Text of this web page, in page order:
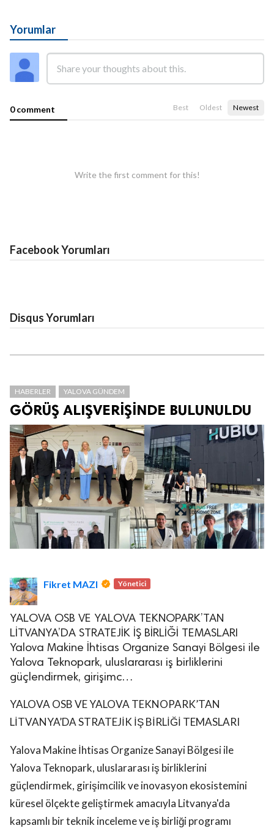
Yorumlar
0 comment Best Oldest Newest
Write the first comment for this!
Facebook Yorumları
Disqus Yorumları
HABERLER YALOVA GÜNDEM
GÖRÜŞ ALIŞVERİŞİNDE BULUNULDU
Fikret MAZI Yönetici
YALOVA OSB VE YALOVA TEKNOPARK’TAN
LİTVANYA’DA STRATEJİK İŞ BİRLİĞİ TEMASLARI
Yalova Makine İhtisas Organize Sanayi Bölgesi ile
Yalova Teknopark, uluslararası iş birliklerini
güçlendirmek, girişimc…
YALOVA OSB VE YALOVA TEKNOPARK’TAN
LİTVANYA’DA STRATEJİK İŞ BİRLİĞİ TEMASLARI
Yalova Makine İhtisas Organize Sanayi Bölgesi ile
Yalova Teknopark, uluslararası iş birliklerini
güçlendirmek, girişimcilik ve inovasyon ekosistemini
küresel ölçekte geliştirmek amacıyla Litvanya'da
kapsamlı bir teknik inceleme ve iş birliği programı